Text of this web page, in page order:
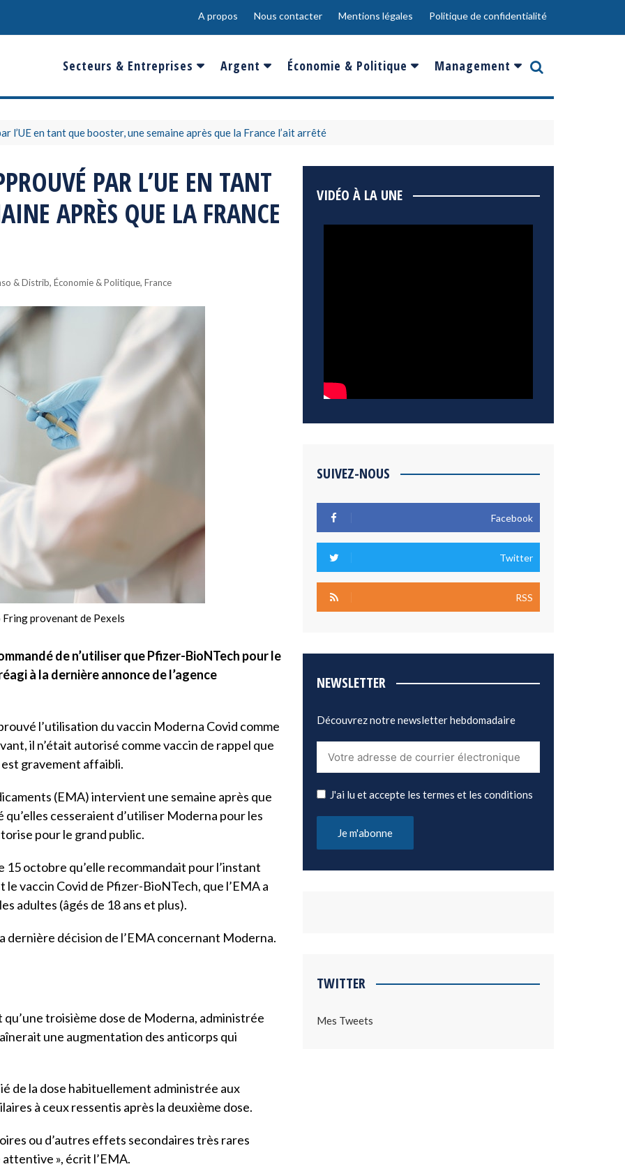
A propos Nous contacter Mentions légales Politique de confidentialité
Secteurs & Entreprises
Banques & Finances
Conso & Distrib
Environnement
Défense & Aéronautique
Santé & Biotechnologie
Argent
Salaire
Sport
Epargne & Placements
Économie & Politique
France
Europe
Management
Innovation
l’UE en tant que booster, une semaine après que la France l’ait arrêté
PAR L’UE EN TANT
APRÈS QUE LA FRANCE
& Distrib, Économie & Politique, France
provenant de Pexels
de n’utiliser que Pfizer-BioNTech pour le
à la dernière annonce de l’agence
l’utilisation du vaccin Moderna Covid comme
il n’était autorisé comme vaccin de rappel que
gravement affaibli.
(EMA) intervient une semaine après que
cesseraient d’utiliser Moderna pour les
pour le grand public.
15 octobre qu’elle recommandait pour l’instant
vaccin Covid de Pfizer-BioNTech, que l’EMA a
adultes (âgés de 18 ans et plus).
dernière décision de l’EMA concernant Moderna.
troisième dose de Moderna, administrée
une augmentation des anticorps qui
de la dose habituellement administrée aux
à ceux ressentis après la deuxième dose.
ou d’autres effets secondaires très rares
», écrit l’EMA.
VIDÉO À LA UNE
SUIVEZ-NOUS
Facebook
Twitter
RSS
NEWSLETTER
Découvrez notre newsletter hebdomadaire
J'ai lu et accepte les termes et les conditions
TWITTER
Mes Tweets